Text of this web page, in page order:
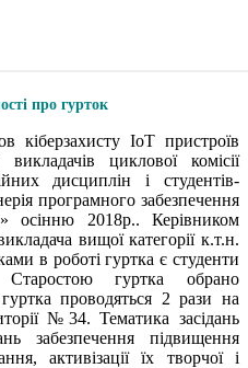
про гурток
кіберзахисту ІоТ пристроїв
циклової комісії
дисциплін і студентів-
програмного забезпечення
2018р.. Керівником
вищої категорії к.т.н.
в роботі гуртка є студенти
Старостою гуртка обрано
проводяться 2 рази на
№34. Тематика засідань
забезпечення підвищення
активізації їх творчої і